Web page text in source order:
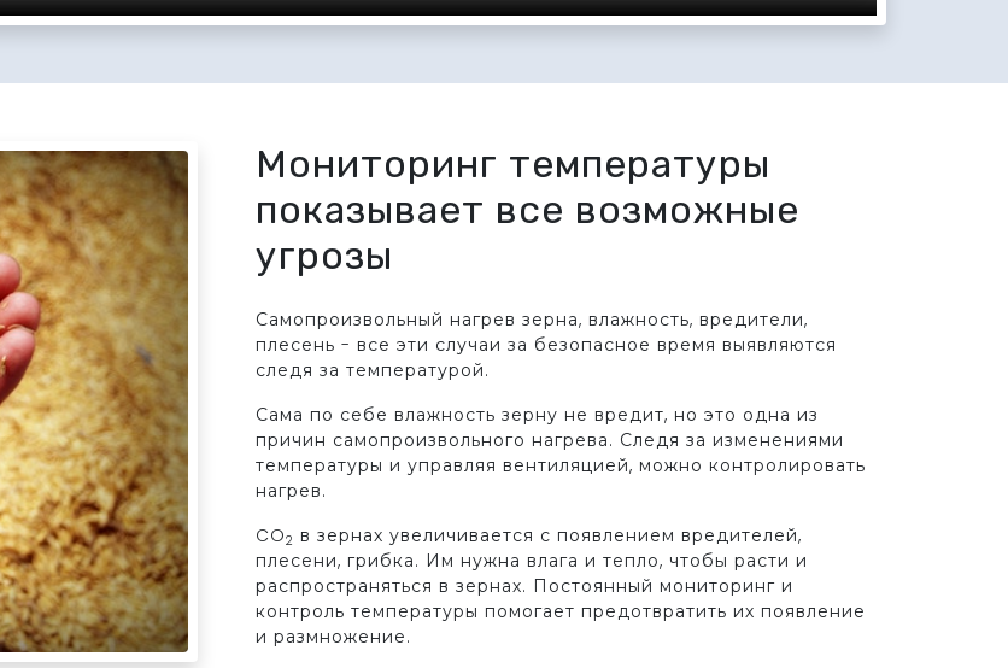
Мониторинг температуры
показывает все возможные
угрозы
Самопроизвольный нагрев зерна, влажность, вредители,
плесень - все эти случаи за безопасное время выявляются
следя за температурой.
Сама по себе влажность зерну не вредит, но это одна из
причин самопроизвольного нагрева. Следя за изменениями
температуры и управляя вентиляцией, можно контролировать
нагрев.
CO2 в зернах увеличивается с появлением вредителей,
плесени, грибка. Им нужна влага и тепло, чтобы расти и
распространяться в зернах. Постоянный мониторинг и
контроль температуры помогает предотвратить их появление
и размножение.